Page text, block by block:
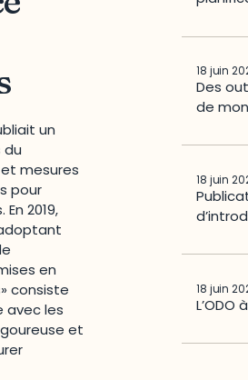
un
mesures
pour
2019,
en
consiste
les
et
18 juin
Des
de
18 juin
18 juin